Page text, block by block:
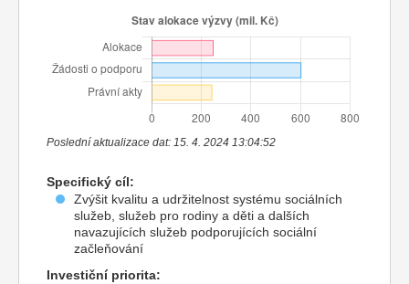
Poslední aktualizace dat: 15. 4. 2024 13:04:52
Specifický cíl:
Zvýšit kvalitu a udržitelnost systému sociálních
služeb, služeb pro rodiny a děti a dalších
navazujících služeb podporujících sociální
začleňování
Investiční priorita: